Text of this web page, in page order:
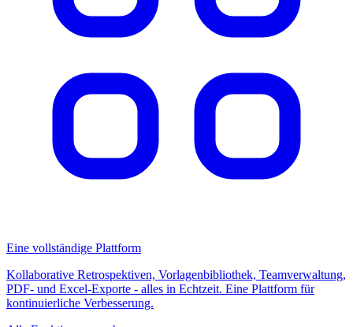
Eine vollständige Plattform
Kollaborative Retrospektiven, Vorlagenbibliothek, Teamverwaltung,
PDF- und Excel-Exporte - alles in Echtzeit. Eine Plattform für
kontinuierliche Verbesserung.